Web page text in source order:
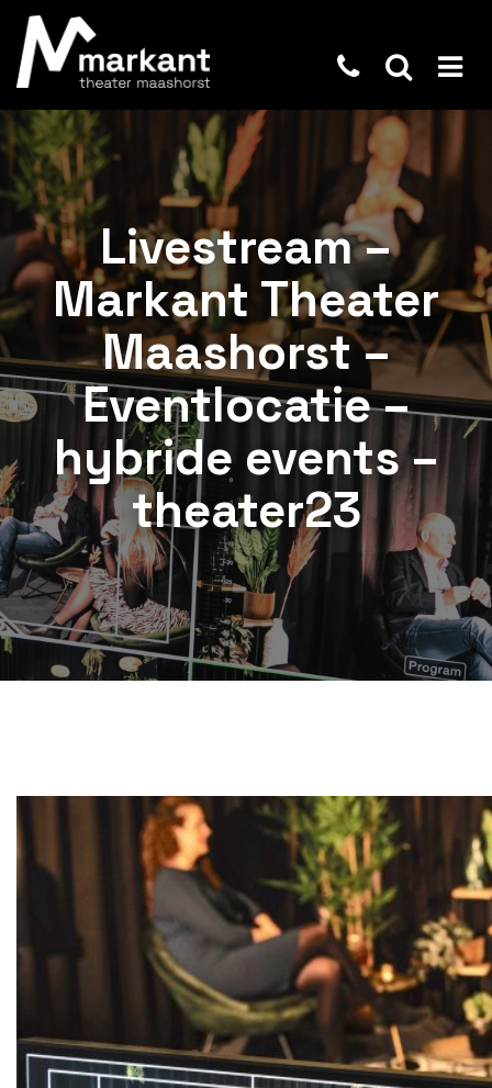
Livestream –
Markant Theater
Maashorst –
Eventlocatie –
hybride events –
theater23